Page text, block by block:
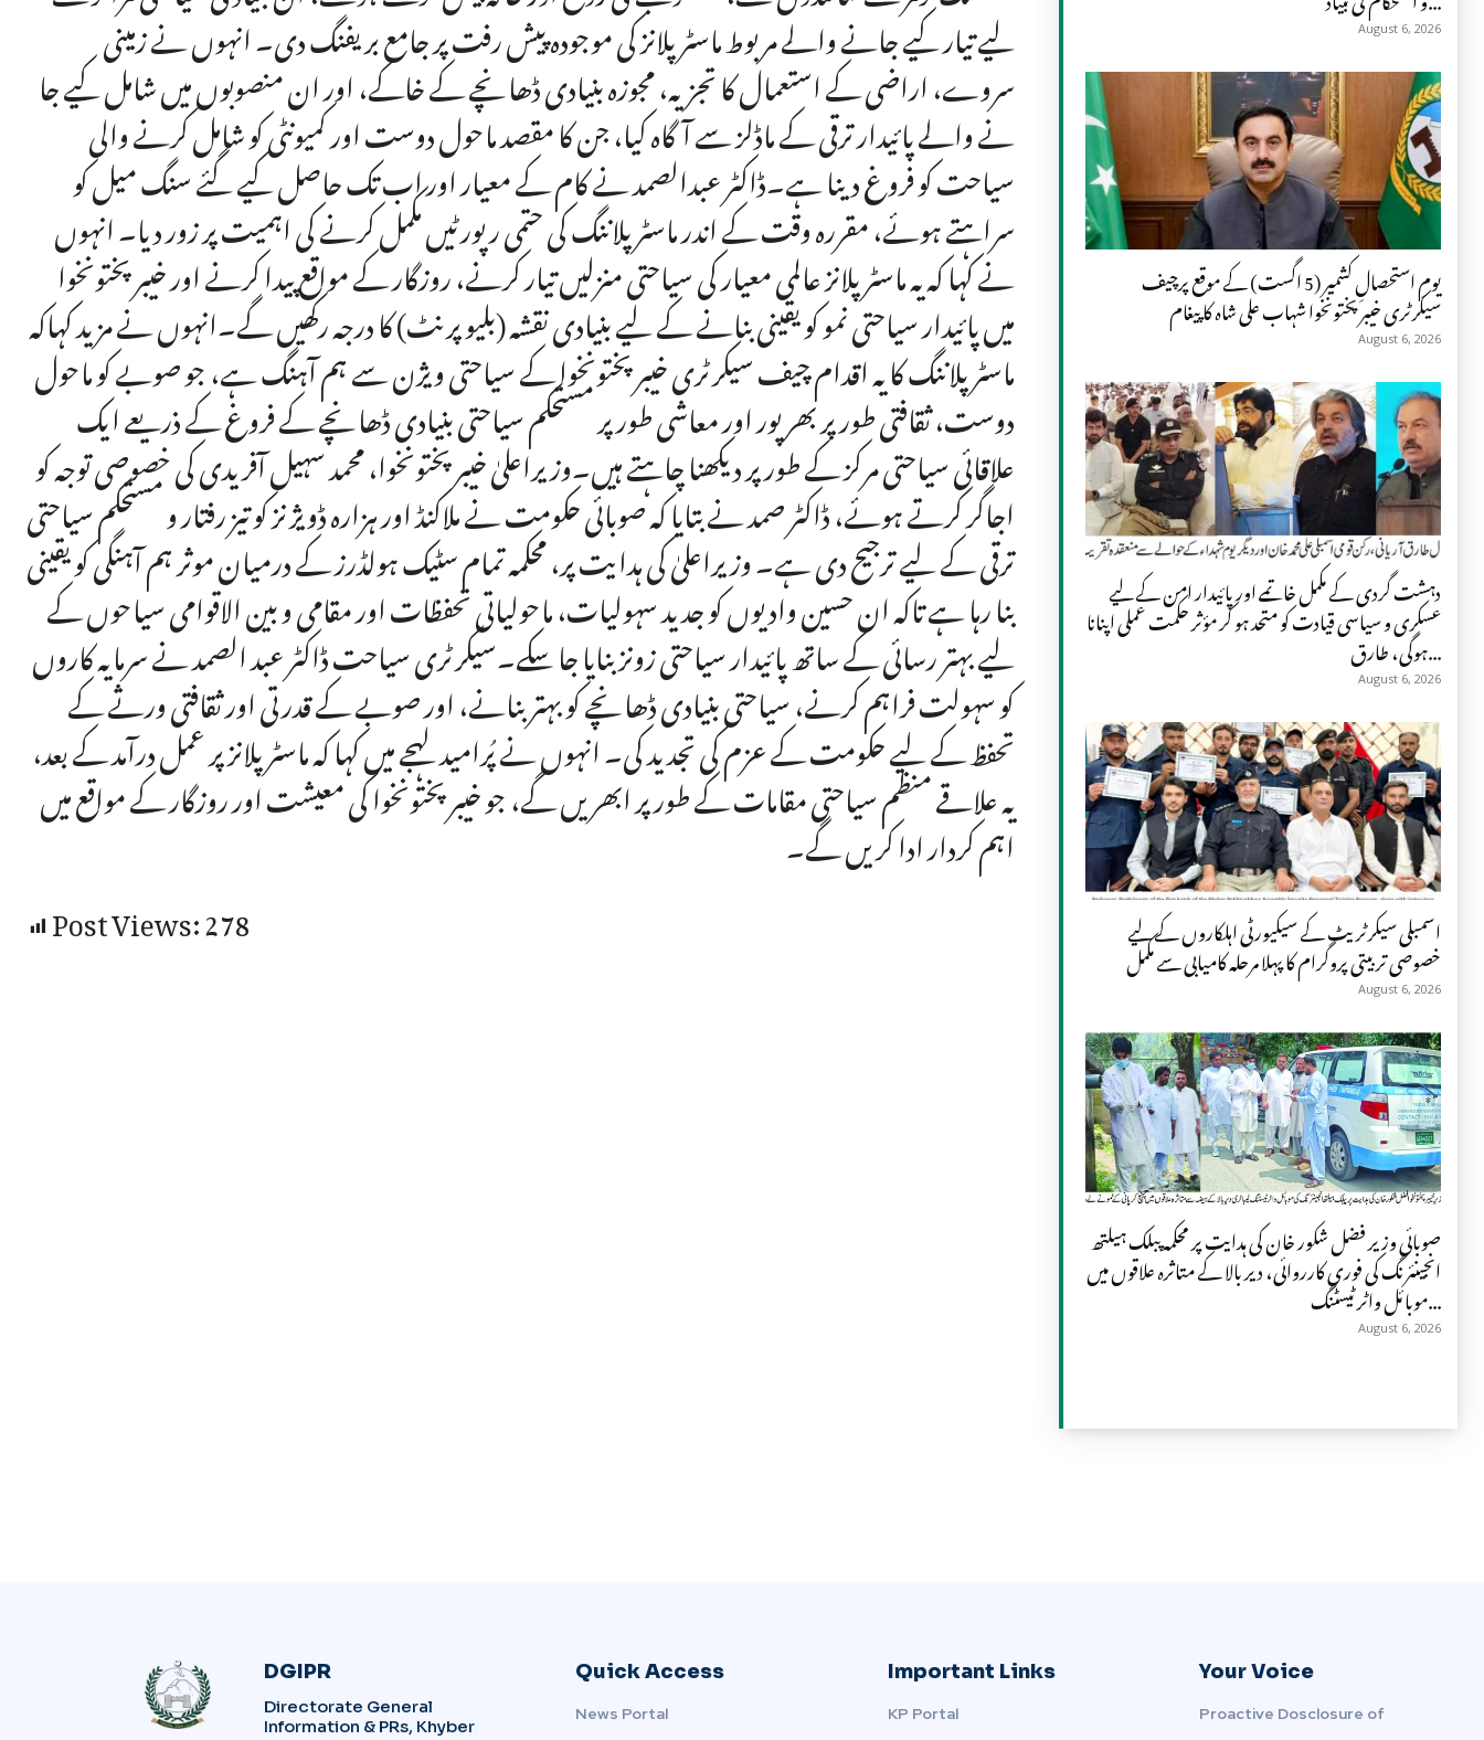
لیے تیار کیے جانے والے مربوط ماسٹر پلانز کی موجودہ پیش رفت پر جامع بریفنگ دی۔ انہوں نے زمینی
سروے، اراضی کے استعمال کا تجزیہ، مجوزہ بنیادی ڈھانچے کے خاکے، اور ان منصوبوں میں شامل کیے جا
نے والے پائیدار ترقی کے ماڈلز سے آگاہ کیا، جن کا مقصد ماحول دوست اور کمیونٹی کو شامل کرنے والی
سیاحت کو فروغ دینا ہے۔ڈاکٹر عبدالصمد نے کام کے معیار اور اب تک حاصل کیے گئے سنگ میل کو
سراہتے ہوئے، مقررہ وقت کے اندر ماسٹر پلاننگ کی حتمی رپورٹیں مکمل کرنے کی اہمیت پر زور دیا۔ انہوں
نے کہا کہ یہ ماسٹر پلانز عالمی معیار کی سیاحتی منزلیں تیار کرنے، روزگار کے مواقع پیدا کرنے اور خیبر پختونخوا
میں پائیدار سیاحتی نمو کو یقینی بنانے کے لیے بنیادی نقشہ (بلیو پرنٹ) کا درجہ رکھیں گے۔انہوں نے مزید کہاکہ
ماسٹر پلاننگ کا یہ اقدام چیف سیکرٹری خیبر پختونخوا کے سیاحتی ویژن سے ہم آہنگ ہے، جو صوبے کو ماحول
دوست، ثقافتی طور پر بھرپور اور معاشی طور پر مستحکم سیاحتی بنیادی ڈھانچے کے فروغ کے ذریعے ایک
علاقائی سیاحتی مرکز کے طور پر دیکھنا چاہتے ہیں۔وزیراعلیٰ خیبر پختونخوا، محمد سہیل آفریدی کی خصوصی توجہ کو
اجاگر کرتے ہوئے، ڈاکٹر صمد نے بتایا کہ صوبائی حکومت نے ملاکنڈ اور ہزارہ ڈویژنز کو تیز رفتار و مستحکم سیاحتی
ترقی کے لیے ترجیح دی ہے۔ وزیراعلیٰ کی ہدایت پر، محکمہ تمام سٹیک ہولڈرز کے درمیان موثر ہم آہنگی کو یقینی
بنا رہا ہے تاکہ ان حسین وادیوں کو جدید سہولیات، ماحولیاتی تحفظات اور مقامی و بین الاقوامی سیاحوں کے
لیے بہتر رسائی کے ساتھ پائیدار سیاحتی زونز بنایا جا سکے۔سیکرٹری سیاحت ڈاکٹر عبد الصمد نے سرمایہ کاروں
کو سہولت فراہم کرنے، سیاحتی بنیادی ڈھانچے کو بہتر بنانے، اور صوبے کے قدرتی اور ثقافتی ورثے کے
تحفظ کے لیے حکومت کے عزم کی تجدید کی۔ انہوں نے پُرامید لہجے میں کہا کہ ماسٹر پلانز پر عمل درآمد کے بعد،
یہ علاقے منظم سیاحتی مقامات کے طور پر ابھریں گے، جو خیبر پختونخوا کی معیشت اور روزگار کے مواقع میں
اہم کردار ادا کریں گے۔
Post Views:278
August 6, 2026
یومِ استحصالِ کشمیر (5 اگست) کے موقع پرچیف
سیکرٹری خیبر پختونخوا شہاب علی شاہ کا پیغام
August 6, 2026
دہشت گردی کے مکمل خاتمے اور پائیدار امن کے لیے
عسکری و سیاسی قیادت کو متحد ہو کر مؤثر حکمت عملی اپنانا
ہوگی، طارق...
August 6, 2026
اسمبلی سیکرٹریٹ کے سیکیورٹی اہلکاروں کے لیے
خصوصی تربیتی پروگرام کا پہلا مرحلہ کامیابی سے مکمل
August 6, 2026
صوبائی وزیر فضل شکور خان کی ہدایت پر محکمہ پبلک ہیلتھ
انجینئرنگ کی فوری کارروائی، دیر بالا کے متاثرہ علاقوں میں
موبائل واٹر ٹیسٹنگ...
August 6, 2026
DGIPR
Directorate General
Information & PRs, Khyber
Quick Access
News Portal
Important Links
KP Portal
Your Voice
Proactive Dosclosure of